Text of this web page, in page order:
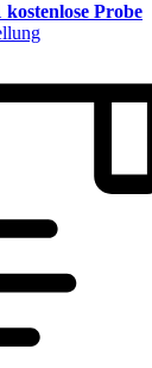
kostenlose Probe